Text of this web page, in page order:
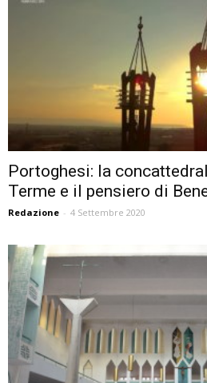
Portoghesi: la
Terme e il pensiero di
Redazione - 4 Settembre 2020